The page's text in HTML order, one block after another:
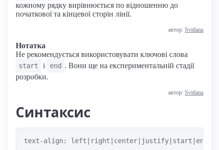
кожному рядку вирівнюється по відношенню до
початкової та кінцевої сторін лінії.
автор: Svitlana
Нотатка
Не рекомендується використовувати ключові слова
start і end . Вони ще на експериментальній стадії
розробки.
автор: Svitlana
Синтаксис
text-align: